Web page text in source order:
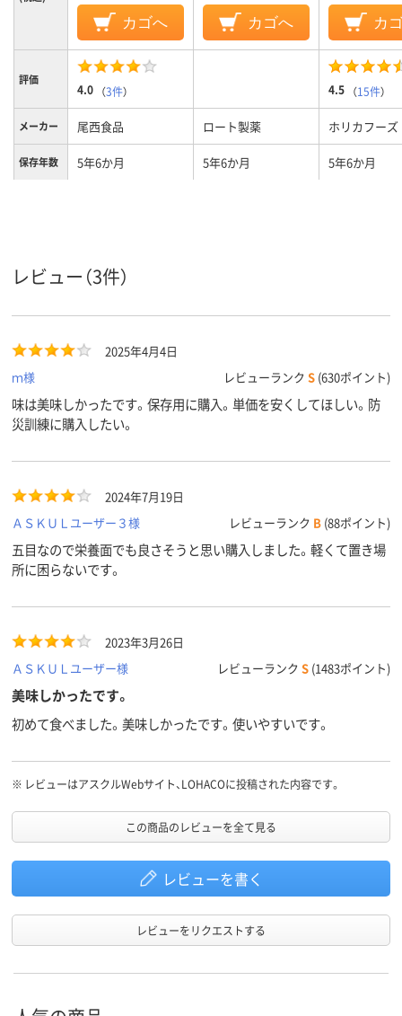
カゴへ カゴへ カ
評価
4.0 （3件） 4.5 （15件）
メーカー 尾西食品 ロート製薬 ホリカフーズ
保存年数 5年6か月 5年6か月 5年6か月
レビュー（3件）
2025年4月4日
ｍ様
レビューランク S (630ポイント)
味は美味しかったです。保存用に購入。単価を安くしてほしい。防
災訓練に購入したい。
2024年7月19日
ＡＳＫＵＬユーザー３様
レビューランク B (88ポイント)
五目なので栄養面でも良さそうと思い購入しました。軽くて置き場
所に困らないです。
2023年3月26日
ＡＳＫＵＬユーザー様
レビューランク S (1483ポイント)
美味しかったです。
初めて食べました。美味しかったです。使いやすいです。
※ レビューはアスクルWebサイト、LOHACOに投稿された内容です。
この商品のレビューを全て見る
レビューを書く
レビューをリクエストする